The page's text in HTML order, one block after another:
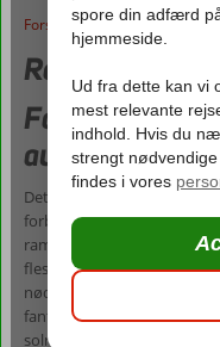
Forside Rejser i august
Rejser i august
Forlæng
august
Det er ikke nogen
forbi – men det gør
rammer august, så er
fleste. Skoleferien er slut,
nødt til at lægge din
fantastisk tidspunkt at
solrige og billige rejser i